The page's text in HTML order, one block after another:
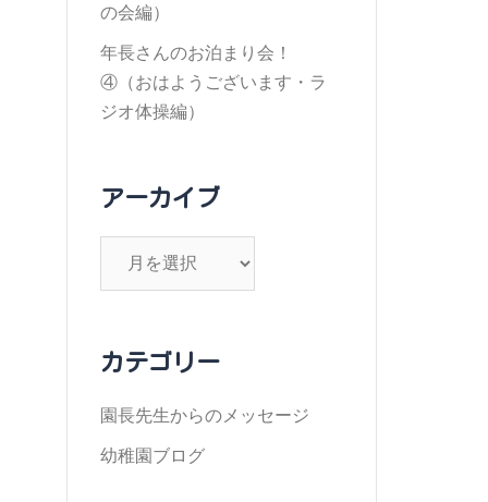
の会編）
年長さんのお泊まり会！
④（おはようございます・ラ
ジオ体操編）
アーカイブ
ブ
カテゴリー
園長先生からのメッセージ
幼稚園ブログ